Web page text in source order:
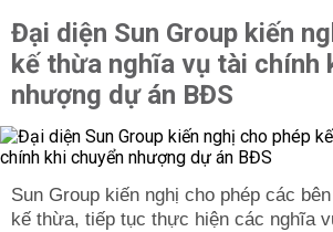
Đại diện Sun Group kiến
kế thừa nghĩa vụ tài chính
nhượng dự án BĐS
Sun Group kiến nghị cho phép các
kế thừa, tiếp tục thực hiện các nghĩa